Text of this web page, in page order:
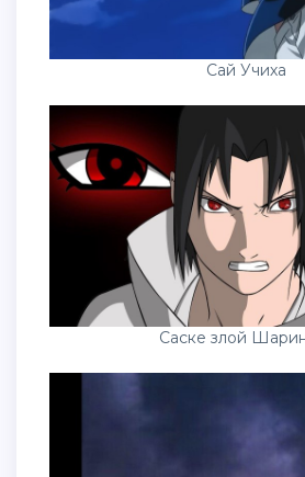
Сай Учиха
Саске злой